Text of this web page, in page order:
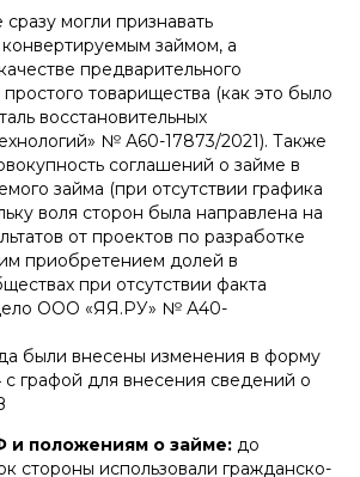
могли признавать
займом, а
предварительного
товарищества (как это было
восстановительных
№ А60-17873/2021). Также
соглашений о займе в
займа (при отсутствии графика
воля сторон была направлена на
от проектов по разработке
приобретением долей в
при отсутствии факта
ООО «ЯЯ.РУ» № А40-
были внесены изменения в форму
с графой для внесения сведений о
и положениям о займе: до
стороны использовали гражданско-